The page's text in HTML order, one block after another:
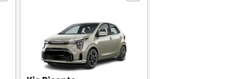
Senza anticipo
Senza anticipo